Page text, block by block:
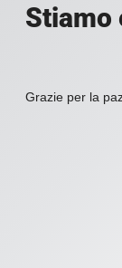
Stiamo
Grazie per la